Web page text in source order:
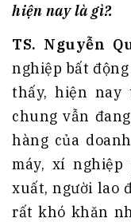
hiện nay là gì?.
TS. Nguyễn
nghiệp bất
thấy, hiện nay
chung vẫn
hàng của
máy, xí
xuất, người lao
rất khó khăn